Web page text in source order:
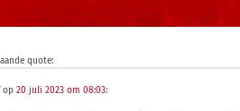
quote:
op 20 juli 2023 om 08:03: